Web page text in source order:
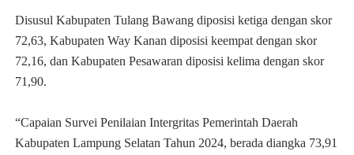
Disusul Kabupaten Tulang Bawang diposisi ketiga dengan skor
72,63, Kabupaten Way Kanan diposisi keempat dengan skor
72,16, dan Kabupaten Pesawaran diposisi kelima dengan skor
71,90.
“Capaian Survei Penilaian Intergritas Pemerintah Daerah
Kabupaten Lampung Selatan Tahun 2024, berada diangka 73,91